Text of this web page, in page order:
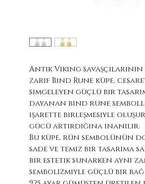
Antik Viking
zarif Bind Rune küpe,
simgeleyen güçlü bir
dayanan bind rune
işarette birleşmesiyle
gücü artırdığına inanılır.
Bu küpe, rün sembolünün
sade ve temiz bir tasarıma
bir estetik sunarken aynı
sembolizmiyle güçlü bir